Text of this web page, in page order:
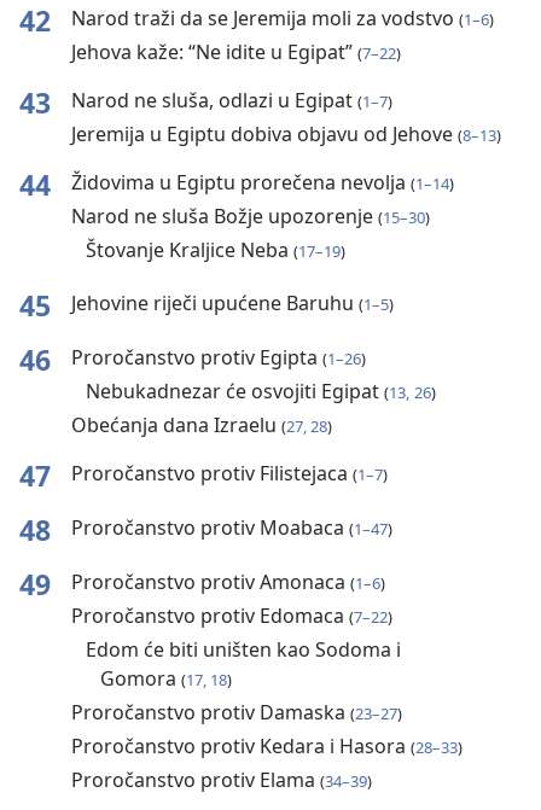
42 Narod traži da se Jeremija moli za vodstvo (1⁠–⁠6)
Jehova kaže: “Ne idite u Egipat” (7⁠–⁠22)
43 Narod ne sluša, odlazi u Egipat (1⁠–⁠7)
Jeremija u Egiptu dobiva objavu od Jehove (8⁠–⁠13)
44 Židovima u Egiptu prorečena nevolja (1⁠–⁠14)
Narod ne sluša Božje upozorenje (15⁠–⁠30)
Štovanje Kraljice Neba (17⁠–⁠19)
45 Jehovine riječi upućene Baruhu (1⁠–⁠5)
46 Proročanstvo protiv Egipta (1⁠–⁠26)
Nebukadnezar će osvojiti Egipat (13, 26)
Obećanja dana Izraelu (27, 28)
47 Proročanstvo protiv Filistejaca (1⁠–⁠7)
48 Proročanstvo protiv Moabaca (1⁠–⁠47)
49 Proročanstvo protiv Amonaca (1⁠–⁠6)
Proročanstvo protiv Edomaca (7⁠–⁠22)
Edom će biti uništen kao Sodoma i
Gomora (17, 18)
Proročanstvo protiv Damaska (23⁠–⁠27)
Proročanstvo protiv Kedara i Hasora (28⁠–⁠33)
Proročanstvo protiv Elama (34⁠–⁠39)